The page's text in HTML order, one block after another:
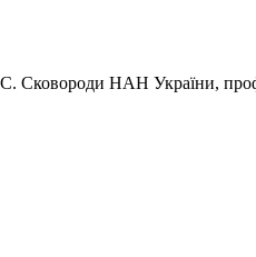
С. Сковороди НАН України,